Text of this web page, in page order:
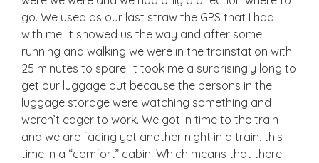
go. We used as our last straw the GPS that I had
with me. It showed us the way and after some
running and walking we were in the trainstation with
25 minutes to spare. It took me a surprisingly long to
get our luggage out because the persons in the
luggage storage were watching something and
weren’t eager to work. We got in time to the train
and we are facing yet another night in a train, this
time in a “comfort” cabin. Which means that there